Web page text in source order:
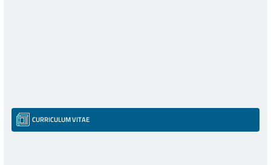
CURRICULUM VITAE